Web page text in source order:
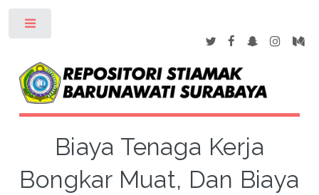
Biaya Tenaga Kerja
Bongkar Muat, Dan Biaya